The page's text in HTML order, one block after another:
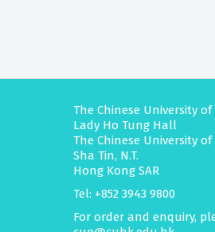
The Chinese University
Lady Ho Tung Hall
The Chinese University
Sha Tin, N.T.
Hong Kong SAR
Tel: +852 3943 9800
For order and enquiry,